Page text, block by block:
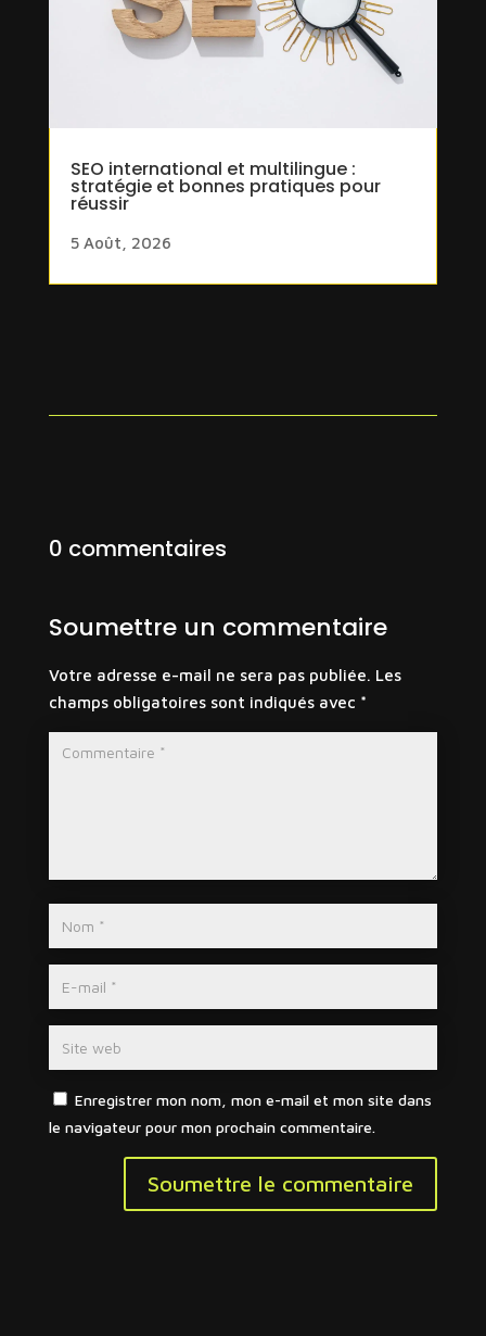
SEO international et multilingue :
stratégie et bonnes pratiques pour
réussir
5 Août, 2026
0 commentaires
Soumettre un commentaire
Votre adresse e-mail ne sera pas publiée. Les
champs obligatoires sont indiqués avec *
Enregistrer mon nom, mon e-mail et mon site dans
le navigateur pour mon prochain commentaire.
Soumettre le commentaire